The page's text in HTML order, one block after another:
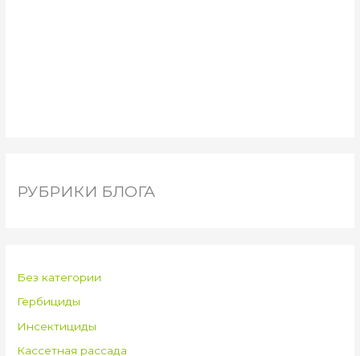
РУБРИКИ БЛОГА
Без категории
Гербициды
Инсектициды
Кассетная рассада